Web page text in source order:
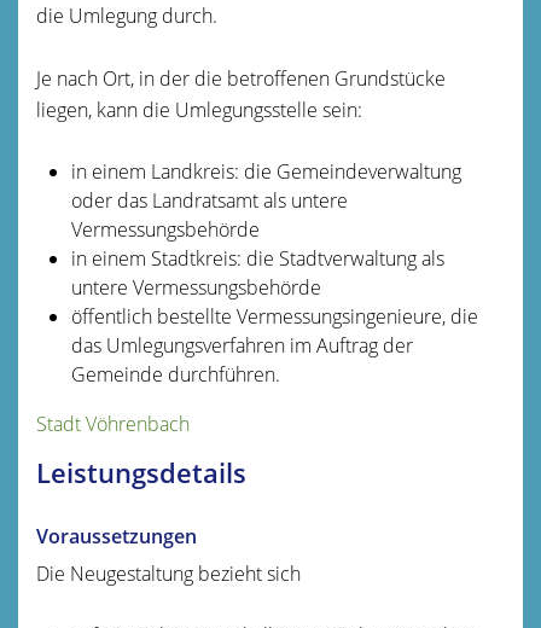
die Umlegung durch.
Je nach Ort, in der die betroffenen Grundstücke
liegen, kann die Umlegungsstelle sein:
in einem Landkreis: die Gemeindeverwaltung
oder das Landratsamt als untere
Vermessungsbehörde
in einem Stadtkreis: die Stadtverwaltung als
untere Vermessungsbehörde
öffentlich bestellte Vermessungsingenieure, die
das Umlegungsverfahren im Auftrag der
Gemeinde durchführen.
Stadt Vöhrenbach
Leistungsdetails
Voraussetzungen
Die Neugestaltung bezieht sich